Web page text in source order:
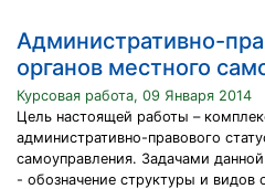
Административно-
органов местного
Курсовая работа, 09 Января 2014
Цель настоящей работы –
административно-правового
самоуправления. Задачами
- обозначение структуры и видов